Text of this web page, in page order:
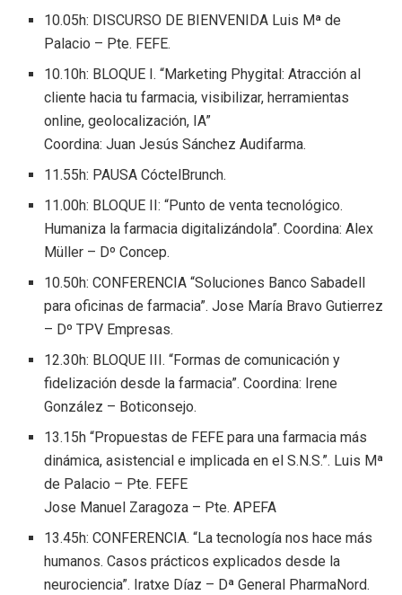
10.05h: DISCURSO DE BIENVENIDA Luis Mª de
Palacio – Pte. FEFE.
10.10h: BLOQUE I. “Marketing Phygital: Atracción al
cliente hacia tu farmacia, visibilizar, herramientas
online, geolocalización, IA”
Coordina: Juan Jesús Sánchez Audifarma.
11.55h: PAUSA CóctelBrunch.
11.00h: BLOQUE II: “Punto de venta tecnológico.
Humaniza la farmacia digitalizándola”. Coordina: Alex
Müller – Dº Concep.
10.50h: CONFERENCIA “Soluciones Banco Sabadell
para oficinas de farmacia”. Jose María Bravo Gutierrez
– Dº TPV Empresas.
12.30h: BLOQUE III. “Formas de comunicación y
fidelización desde la farmacia”. Coordina: Irene
González – Boticonsejo.
13.15h “Propuestas de FEFE para una farmacia más
dinámica, asistencial e implicada en el S.N.S.”. Luis Mª
de Palacio – Pte. FEFE
Jose Manuel Zaragoza – Pte. APEFA
13.45h: CONFERENCIA. “La tecnología nos hace más
humanos. Casos prácticos explicados desde la
neurociencia”. Iratxe Díaz – Dª General PharmaNord.